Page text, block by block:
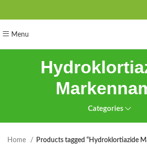
Menu
Categories
Home Products tagged “Hydroklortiazide